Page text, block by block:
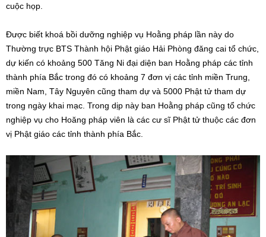
cuộc họp.
Được biết khoá bồi dưỡng nghiệp vụ Hoằng pháp lần này do
Thường trực BTS Thành hội Phật giáo Hải Phòng đăng cai tổ chức,
dự kiến có khoảng 500 Tăng Ni đại diện ban Hoằng pháp các tỉnh
thành phía Bắc trong đó có khoảng 7 đơn vị các tỉnh miền Trung,
miền Nam, Tây Nguyên cũng tham dự và 5000 Phật tử tham dự
trong ngày khai mạc. Trong dịp này ban Hoằng pháp cũng tổ chức
nghiệp vụ cho Hoăng pháp viên là các cư sĩ Phật tử thuộc các đơn
vị Phật giáo các tỉnh thành phía Bắc.